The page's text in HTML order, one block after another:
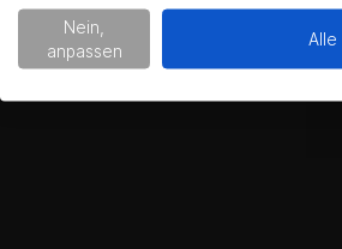
Nein,
anpassen